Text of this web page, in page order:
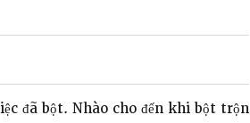
đã bột. Nhào cho đến khi bột trộn